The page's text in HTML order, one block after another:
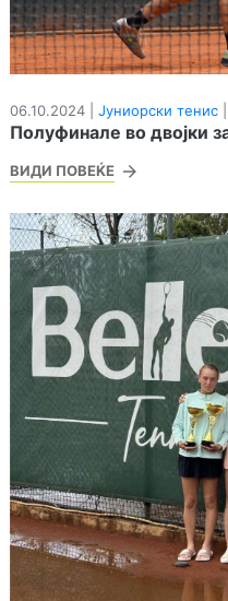
06.10.2024 | Јуниорски тенис
Полуфинале во двојки
ВИДИ ПОВЕЌЕ